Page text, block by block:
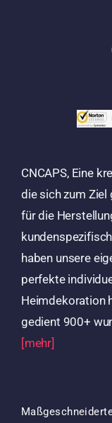
CNCAPS, Eine
die sich zum
für die
haben unsere
perfekte
Heimdekoration
gedient 900+
[mehr]